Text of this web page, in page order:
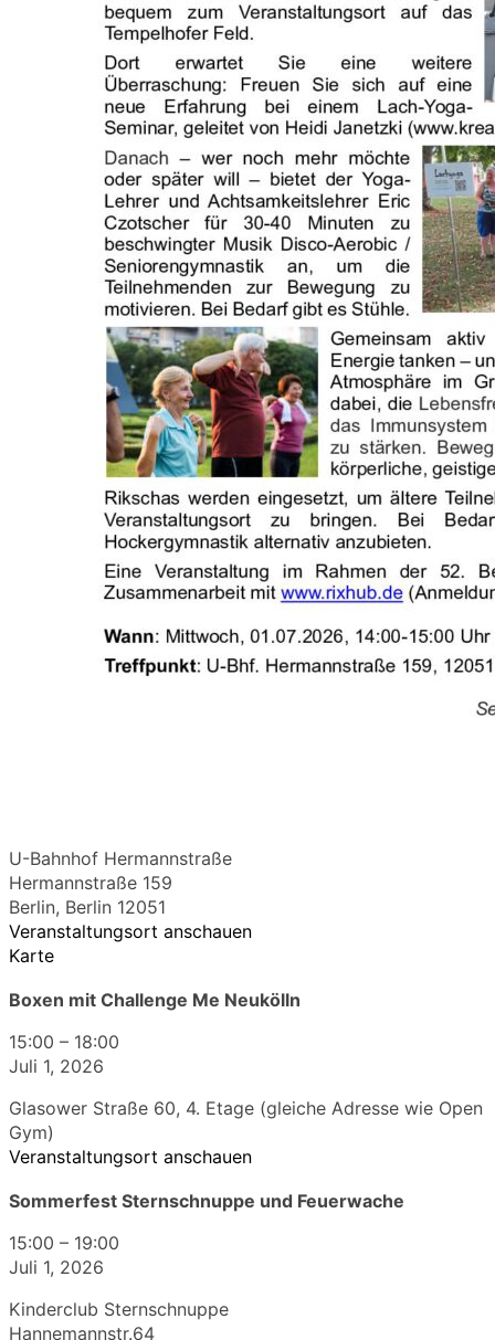
U-Bahnhof Hermannstraße
Hermannstraße 159
Berlin, Berlin 12051
Veranstaltungsort anschauen
Karte
Boxen mit Challenge Me Neukölln
15:00 – 18:00
Juli 1, 2026
Glasower Straße 60, 4. Etage (gleiche Adresse wie Open
Gym)
Veranstaltungsort anschauen
Sommerfest Sternschnuppe und Feuerwache
15:00 – 19:00
Juli 1, 2026
Kinderclub Sternschnuppe
Hannemannstr.64